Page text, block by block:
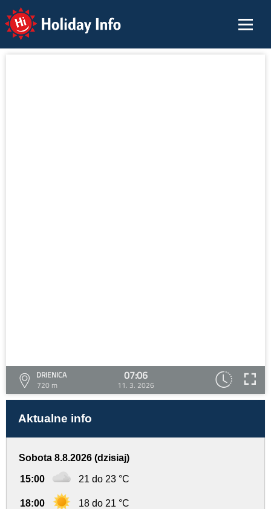
Holiday Info
DRIENICA
720 m
07:06
11. 3. 2026
Aktualne info
Sobota 8.8.2026 (dzisiaj)
15:00 21 do 23 °C
18:00 18 do 21 °C